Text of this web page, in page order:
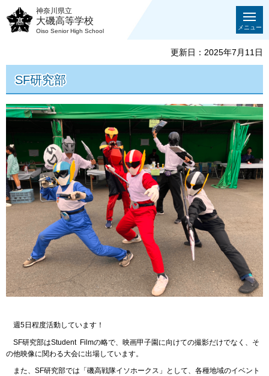
神奈川県立
大磯高等学校
Oiso Senior High School
メニュー
更新日：2025年7月11日
SF研究部
週5日程度活動しています！
SF研究部はStudent Filmの略で、映画甲子園に向けての撮影だけでなく、そ
の他映像に関わる大会に出場しています。
また、SF研究部では「磯高戦隊イソホークス」として、各種地域のイベント